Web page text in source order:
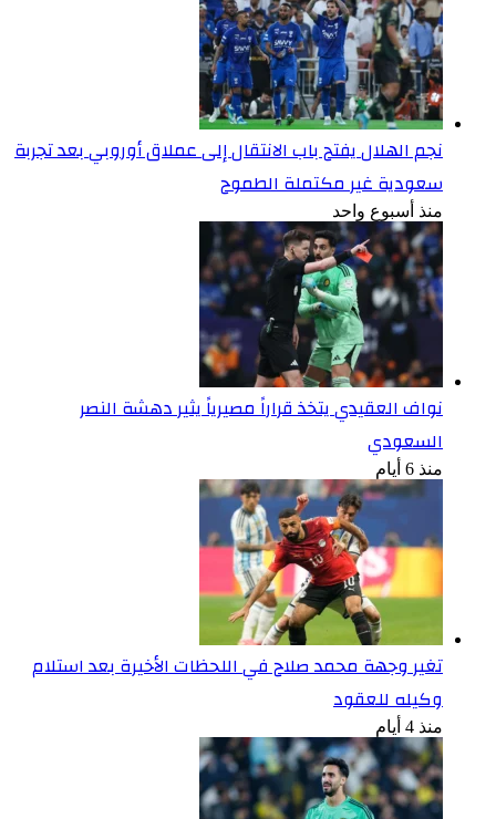
نجم الهلال يفتح باب الانتقال إلى عملاق أوروبي بعد تجربة
سعودية غير مكتملة الطموح
منذ أسبوع واحد
نواف العقيدي يتخذ قراراً مصيرياً يثير دهشة النصر
السعودي
منذ 6 أيام
تغير وجهة محمد صلاح في اللحظات الأخيرة بعد استلام
وكيله للعقود
منذ 4 أيام